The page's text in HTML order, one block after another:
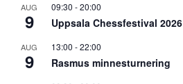
AUG
9
09:30 -20:00
Uppsala Chessfestival 2026
AUG
9
13:00 -22:00
Rasmus minnesturnering